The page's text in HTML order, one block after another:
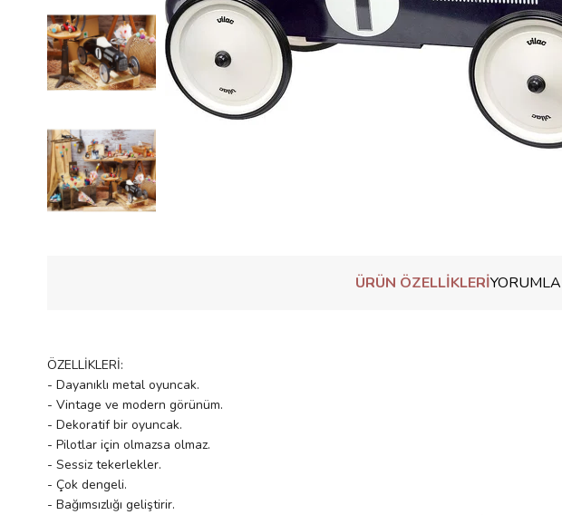
ÜRÜN ÖZELLIKLERI
ÖZELLİKLERİ:
- Dayanıklı metal oyuncak.
- Vintage ve modern görünüm.
- Dekoratif bir oyuncak.
- Pilotlar için olmazsa olmaz.
- Sessiz tekerlekler.
- Çok dengeli.
- Bağımsızlığı geliştirir.